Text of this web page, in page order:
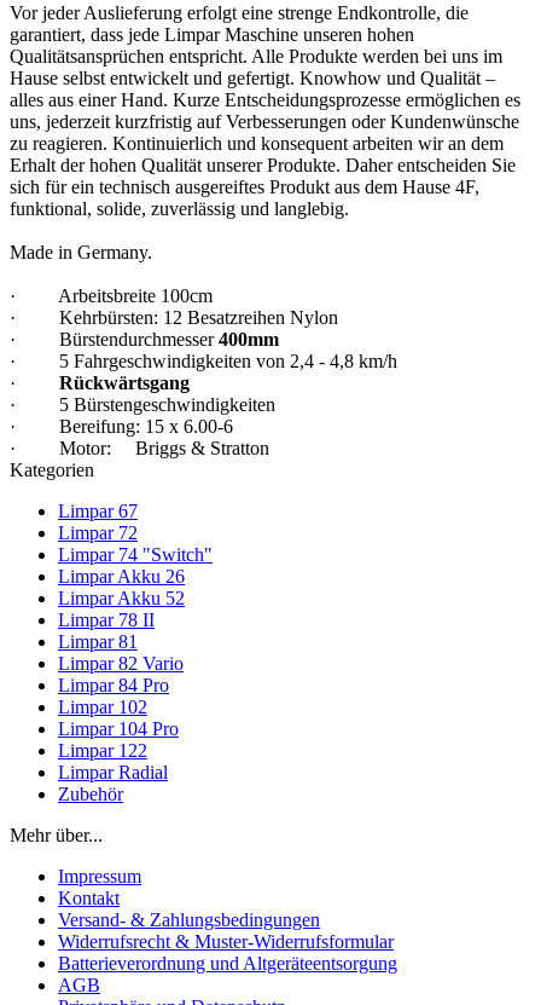
Vor jeder Auslieferung erfolgt eine strenge Endkontrolle, die
garantiert, dass jede Limpar Maschine unseren hohen
Qualitätsansprüchen entspricht. Alle Produkte werden bei uns im
Hause selbst entwickelt und gefertigt. Knowhow und Qualität –
alles aus einer Hand. Kurze Entscheidungsprozesse ermöglichen es
uns, jederzeit kurzfristig auf Verbesserungen oder Kundenwünsche
zu reagieren. Kontinuierlich und konsequent arbeiten wir an dem
Erhalt der hohen Qualität unserer Produkte. Daher entscheiden Sie
sich für ein technisch ausgereiftes Produkt aus dem Hause 4F,
funktional, solide, zuverlässig und langlebig.
Made in Germany.
· Arbeitsbreite 100cm
· Kehrbürsten: 12 Besatzreihen Nylon
· Bürstendurchmesser400mm
· 5 Fahrgeschwindigkeiten von 2,4 - 4,8 km/h
· Rückwärtsgang
· 5 Bürstengeschwindigkeiten
· Bereifung: 15 x 6.00-6
· Motor: Briggs & Stratton
Kategorien
Limpar 67
Limpar 72
Limpar 74 "Switch"
Limpar Akku 26
Limpar Akku 52
Limpar 78 II
Limpar 81
Limpar 82 Vario
Limpar 84 Pro
Limpar 102
Limpar 104 Pro
Limpar 122
Limpar Radial
Zubehör
Mehr über...
Impressum
Kontakt
Versand- & Zahlungsbedingungen
Widerrufsrecht & Muster-Widerrufsformular
Batterieverordnung und Altgeräteentsorgung
AGB